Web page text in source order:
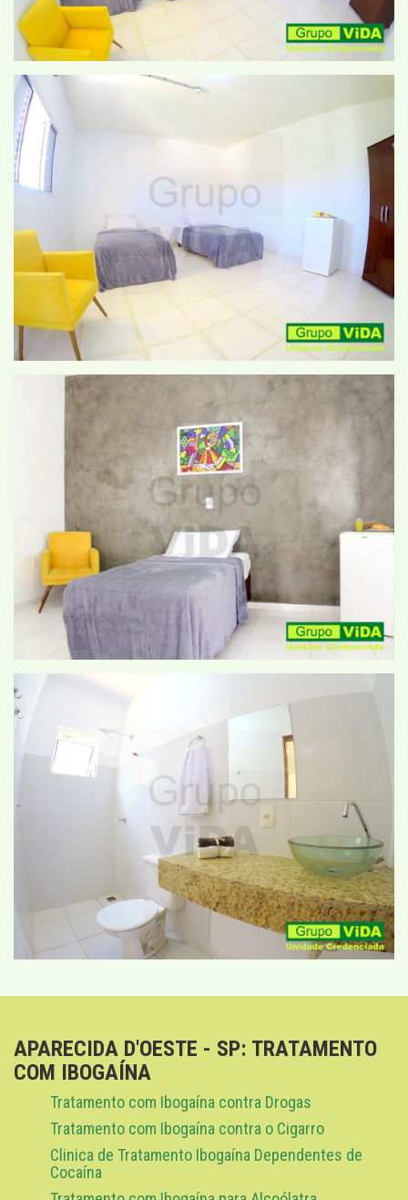
APARECIDA D'OESTE - SP: TRATAMENTO
COM IBOGAÍNA
Tratamento com Ibogaína contra Drogas
Tratamento com Ibogaína contra o Cigarro
Clinica de Tratamento Ibogaína Dependentes de
Cocaína